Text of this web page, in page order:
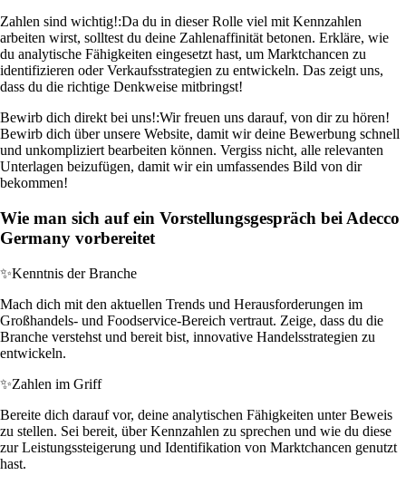
Zahlen sind wichtig!:Da du in dieser Rolle viel mit Kennzahlen
arbeiten wirst, solltest du deine Zahlenaffinität betonen. Erkläre, wie
du analytische Fähigkeiten eingesetzt hast, um Marktchancen zu
identifizieren oder Verkaufsstrategien zu entwickeln. Das zeigt uns,
dass du die richtige Denkweise mitbringst!
Bewirb dich direkt bei uns!:Wir freuen uns darauf, von dir zu hören!
Bewirb dich über unsere Website, damit wir deine Bewerbung schnell
und unkompliziert bearbeiten können. Vergiss nicht, alle relevanten
Unterlagen beizufügen, damit wir ein umfassendes Bild von dir
bekommen!
Wie man sich auf ein Vorstellungsgespräch bei Adecco
Germany vorbereitet
✨Kenntnis der Branche
Mach dich mit den aktuellen Trends und Herausforderungen im
Großhandels- und Foodservice-Bereich vertraut. Zeige, dass du die
Branche verstehst und bereit bist, innovative Handelsstrategien zu
entwickeln.
✨Zahlen im Griff
Bereite dich darauf vor, deine analytischen Fähigkeiten unter Beweis
zu stellen. Sei bereit, über Kennzahlen zu sprechen und wie du diese
zur Leistungssteigerung und Identifikation von Marktchancen genutzt
hast.